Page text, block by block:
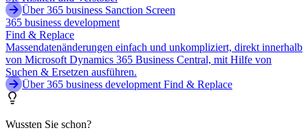
Über 365 business Sanction Screen
365 business development
Find & Replace
Massendatenänderungen einfach und unkompliziert, direkt innerhalb
von Microsoft Dynamics 365 Business Central, mit Hilfe von
Suchen & Ersetzen ausführen.
Über 365 business development Find & Replace
Wussten Sie schon?